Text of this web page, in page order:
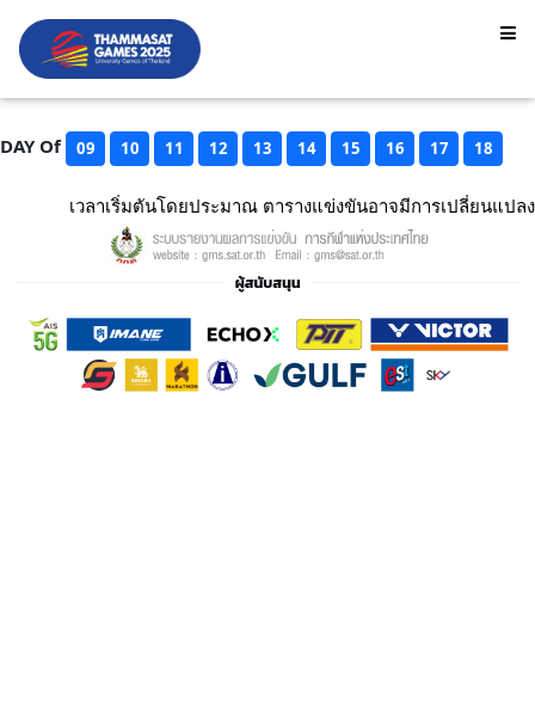
DAY Of 09 10 11 12 13 14 15 16 17 18
เวลาเริ่มตันโดยประมาณ ตารางแข่งขันอาจมีการเปลี่ยนแปลง